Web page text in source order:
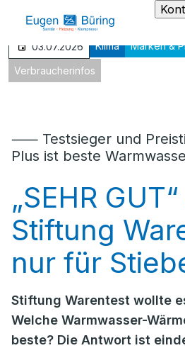
03.07.2026 Klima Marken &
Verbraucherinfos
⸺ Testsieger und
Plus ist beste
„SEHR
Stiftung
nur für
Stiftung Warentest wollte
Welche Warmwasser-
beste? Die Antwort ist